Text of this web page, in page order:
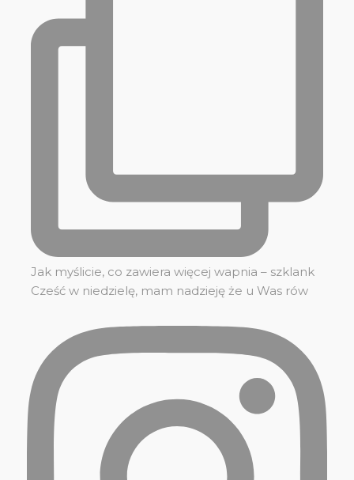
Jak myślicie, co zawiera więcej wapnia – szklank
Cześć w niedzielę, mam nadzieję że u Was rów